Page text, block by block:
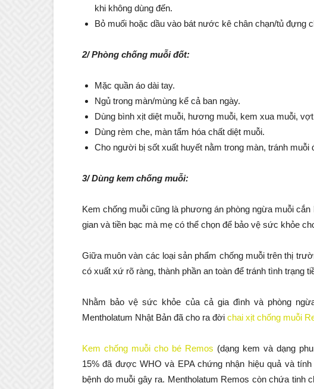
khi không dùng đến.
Bỏ muối hoặc dầu vào bát nước kê chân chạn/tủ đựng
2/ Phòng chống muỗi đốt:
Mặc quần áo dài tay.
Ngủ trong màn/mùng kể cả ban ngày.
Dùng bình xịt diệt muỗi, hương muỗi, kem xua muỗi,
Dùng rèm che, màn tẩm hóa chất diệt muỗi.
Cho người bị sốt xuất huyết nằm trong màn, tránh
3/ Dùng kem chống muỗi:
Kem chống muỗi cũng là phương án phòng ngừa muỗi
gian và tiền bạc mà mẹ có thể chọn để bảo vệ sức khỏe
Giữa muôn vàn các loại sản phẩm chống muỗi trên thị
có xuất xứ rõ ràng, thành phần an toàn để tránh tình trạng
Nhằm bảo vệ sức khỏe của cả gia đình và phòng
Mentholatum Nhật Bản đã cho ra đời chai xịt chống muỗi
Kem chống muỗi cho bé Remos (dạng kem và dạng
15% đã được WHO và EPA chứng nhận hiệu quả và
bệnh do muỗi gây ra. Mentholatum Remos còn chứa tinh